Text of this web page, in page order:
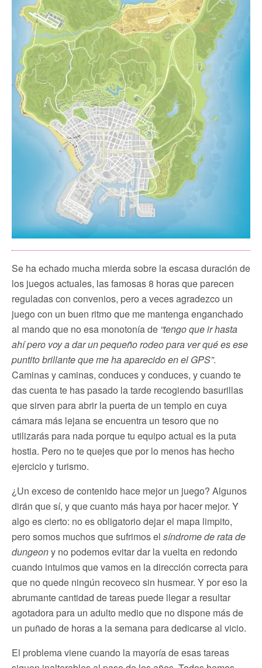
Se ha echado mucha mierda sobre la escasa duración de
los juegos actuales, las famosas 8 horas que parecen
reguladas con convenios, pero a veces agradezco un
juego con un buen ritmo que me mantenga enganchado
al mando que no esa monotonía de “tengo que ir hasta
ahí pero voy a dar un pequeño rodeo para ver qué es ese
puntito brillante que me ha aparecido en el GPS”.
Caminas y caminas, conduces y conduces, y cuando te
das cuenta te has pasado la tarde recogiendo basurillas
que sirven para abrir la puerta de un templo en cuya
cámara más lejana se encuentra un tesoro que no
utilizarás para nada porque tu equipo actual es la puta
hostia. Pero no te quejes que por lo menos has hecho
ejercicio y turismo.
¿Un exceso de contenido hace mejor un juego? Algunos
dirán que sí, y que cuanto más haya por hacer mejor. Y
algo es cierto: no es obligatorio dejar el mapa limpito,
pero somos muchos que sufrimos el síndrome de rata de
dungeony no podemos evitar dar la vuelta en redondo
cuando intuimos que vamos en la dirección correcta para
que no quede ningún recoveco sin husmear. Y por eso la
abrumante cantidad de tareas puede llegar a resultar
agotadora para un adulto medio que no dispone más de
un puñado de horas a la semana para dedicarse al vicio.
El problema viene cuando la mayoría de esas tareas